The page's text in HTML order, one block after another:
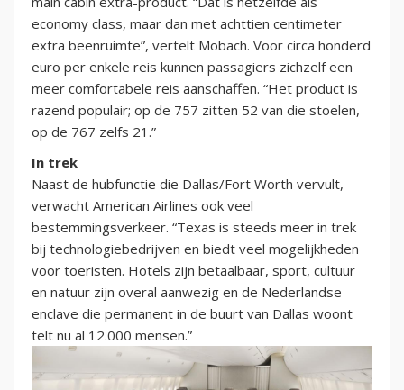
economy class, maar dan met achttien centimeter
extra beenruimte”, vertelt Mobach. Voor circa honderd
euro per enkele reis kunnen passagiers zichzelf een
meer comfortabele reis aanschaffen. “Het product is
razend populair; op de 757 zitten 52 van die stoelen,
op de 767 zelfs 21.”
In trek
Naast de hubfunctie die Dallas/Fort Worth vervult,
verwacht American Airlines ook veel
bestemmingsverkeer. “Texas is steeds meer in trek
bij technologiebedrijven en biedt veel mogelijkheden
voor toeristen. Hotels zijn betaalbaar, sport, cultuur
en natuur zijn overal aanwezig en de Nederlandse
enclave die permanent in de buurt van Dallas woont
telt nu al 12.000 mensen.”